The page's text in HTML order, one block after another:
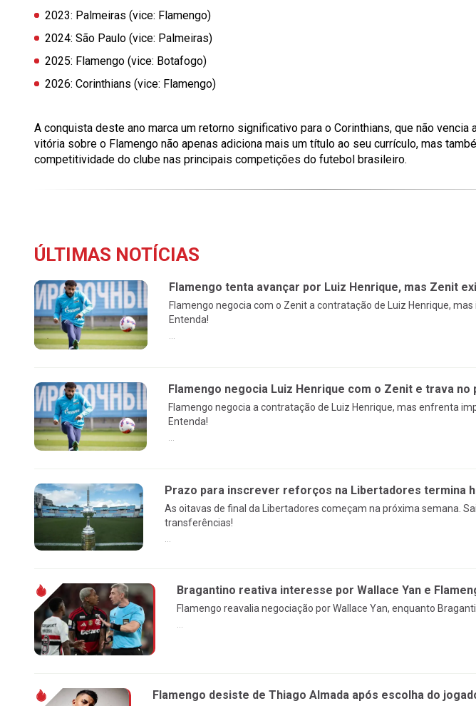
2023: Palmeiras (vice: Flamengo)
2024: São Paulo (vice: Palmeiras)
2025: Flamengo (vice: Botafogo)
2026: Corinthians (vice: Flamengo)
A conquista deste ano marca um retorno significativo para o Corinthians, que não vencia
vitória sobre o Flamengo não apenas adiciona mais um título ao seu currículo, mas
competitividade do clube nas principais competições do futebol brasileiro.
ÚLTIMAS NOTÍCIAS
Flamengo tenta avançar por Luiz Henrique, mas Zenit
Flamengo negocia com o Zenit a contratação de Luiz Henrique,
Entenda!
...
Flamengo negocia Luiz Henrique com o Zenit e trava no
Flamengo negocia a contratação de Luiz Henrique, mas enfrenta
Entenda!
...
Prazo para inscrever reforços na Libertadores termina
As oitavas de final da Libertadores começam na próxima semana.
transferências!
...
Bragantino reativa interesse por Wallace Yan e
Flamengo reavalia negociação por Wallace Yan, enquanto
Flamengo desiste de Thiago Almada após escolha do